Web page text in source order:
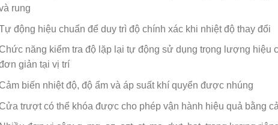
rung
động hiệu chuẩn để duy trì độ chính xác khi nhiệt độ thay đổi
năng kiểm tra độ lặp lại tự động sử dụng trọng lượng hiệu
giản tại vị trí
biến nhiệt độ, độ ẩm và áp suất khí quyển được nhúng
trượt có thể khóa được cho phép vận hành hiệu quả bằng